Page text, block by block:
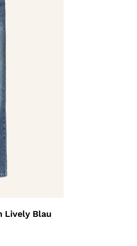
Lively Blau